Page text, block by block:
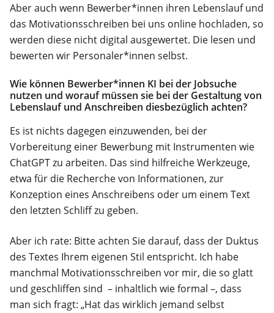
Aber auch wenn Bewerber*innen ihren Lebenslauf und
das Motivationsschreiben bei uns online hochladen, so
werden diese nicht digital ausgewertet. Die lesen und
bewerten wir Personaler*innen selbst.
Wie können Bewerber*innen KI bei der Jobsuche
nutzen und worauf müssen sie bei der Gestaltung von
Lebenslauf und Anschreiben diesbezüglich achten?
Es ist nichts dagegen einzuwenden, bei der
Vorbereitung einer Bewerbung mit Instrumenten wie
ChatGPT zu arbeiten. Das sind hilfreiche Werkzeuge,
etwa für die Recherche von Informationen, zur
Konzeption eines Anschreibens oder um einem Text
den letzten Schliff zu geben.
Aber ich rate: Bitte achten Sie darauf, dass der Duktus
des Textes Ihrem eigenen Stil entspricht. Ich habe
manchmal Motivationsschreiben vor mir, die so glatt
und geschliffen sind – inhaltlich wie formal –, dass
man sich fragt: „Hat das wirklich jemand selbst